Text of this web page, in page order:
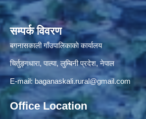
सम्पर्क विवरण
बगनासकाली गाँउपालिकाकाे कार्यालय
चिर्तुङ्गधारा, पाल्पा, लुम्बिनी प्रदेश, नेपाल
E-mail: baganaskali.rural@gmail.com
Office Location